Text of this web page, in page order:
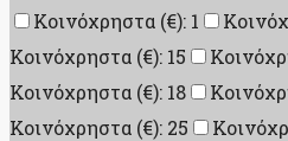
Κοινόχρηστα (€): 1
Κοινόχρηστα (€): 15
Κοινόχρηστα (€): 18
Κοινόχρηστα (€): 25